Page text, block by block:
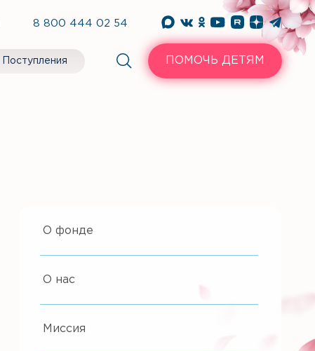
8 800 444 02 54
Поступления ПОМОЧЬ ДЕТЯМ
О фонде
О нас
Миссия